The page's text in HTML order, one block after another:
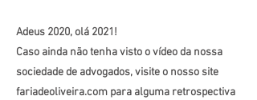
Adeus 2020, olá 2021!
Caso ainda não tenha visto o vídeo da nossa
sociedade de advogados, visite o nosso site
fariadeoliveira.com para alguma retrospectiva